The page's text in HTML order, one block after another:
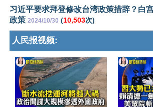
习近平要求拜登修改台湾政策措辞？白
政策 2024/10/30 (10,503次)
人民报视频: